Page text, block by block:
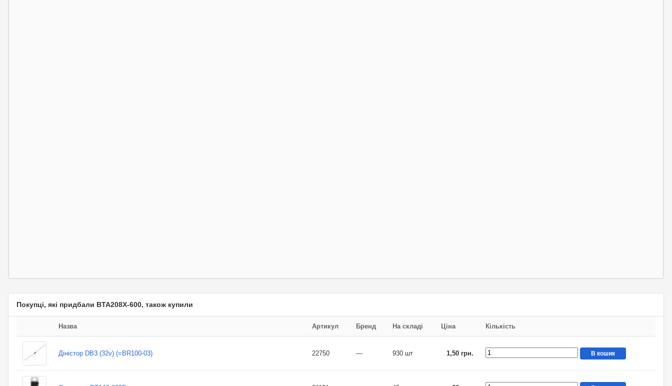
Покупці, які придбали BTA208X-600, також купили
Назва Артикул Бренд На складі Ціна Кількість
Діністор DB3 (32v) (=BR100-03) 22750 — 930 шт 1,50 грн. В кошик